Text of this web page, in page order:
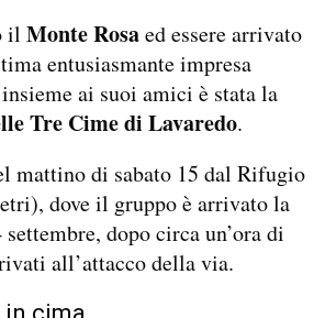
il Monte Rosaed essere arrivato
entusiasmante impresa
ai suoi amici è stata la
Tre Cime di Lavaredo.
mattino di sabato 15 dal Rifugio
dove il gruppo è arrivato la
dopo circa un’ora di
all’attacco della via.
in cima